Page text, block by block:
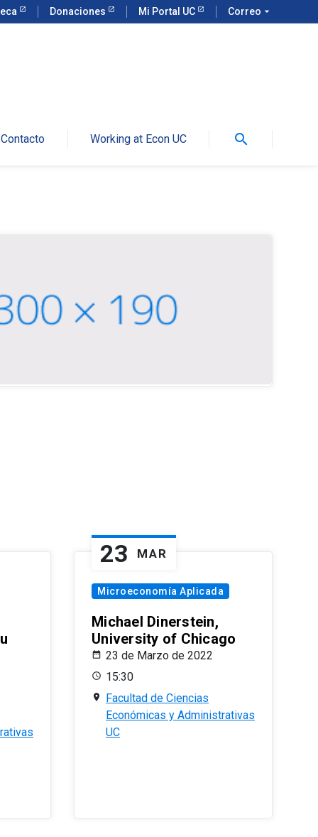
Donaciones Mi Portal UC Correo arrow_drop_down
Contacto Working at Econ UC search
23 MAR
Microeconomía Aplicada
Michael Dinerstein,
University of Chicago
23 de Marzo de 2022
15:30
Facultad de Ciencias
Económicas y Administrativas
UC